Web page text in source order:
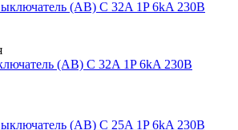
(АВ) C 32A 1P 6kA 230В